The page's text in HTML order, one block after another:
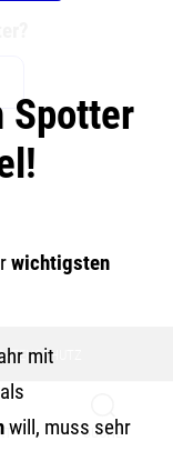
Spotter
wichtigsten
mit
will, muss sehr
SUCHE